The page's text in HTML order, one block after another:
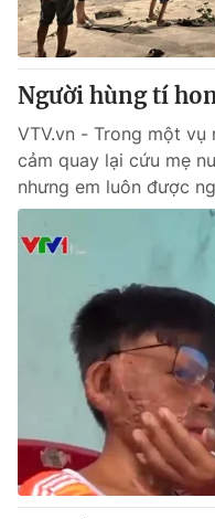
Người hùng tí
VTV.vn - Trong một vụ
cảm quay lại cứu mẹ
nhưng em luôn được